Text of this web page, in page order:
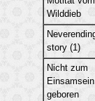
Wilddieb
story (1)
Nicht zum
Einsamsein
geboren